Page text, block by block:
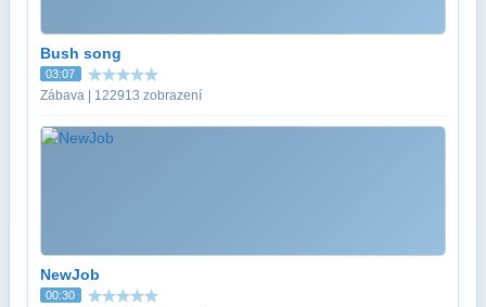
Bush song
03:07
Zábava | 122913 zobrazení
NewJob
00:30